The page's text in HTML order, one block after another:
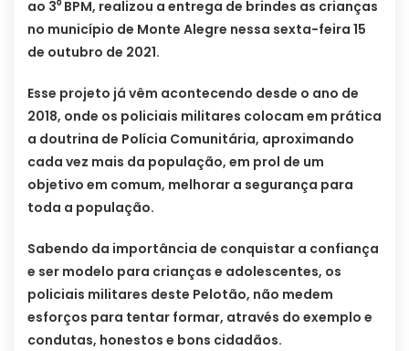
ao 3⁰ BPM, realizou a entrega de brindes as crianças
no município de Monte Alegre nessa sexta-feira 15
de outubro de 2021.
Esse projeto já vêm acontecendo desde o ano de
2018, onde os policiais militares colocam em prática
a doutrina de Polícia Comunitária, aproximando
cada vez mais da população, em prol de um
objetivo em comum, melhorar a segurança para
toda a população.
Sabendo da importância de conquistar a confiança
e ser modelo para crianças e adolescentes, os
policiais militares deste Pelotão, não medem
esforços para tentar formar, através do exemplo e
condutas, honestos e bons cidadãos.